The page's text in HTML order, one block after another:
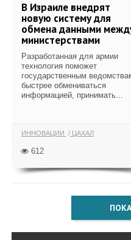
В Израиле внедрят
новую систему для
обмена данными
министерствами
Разработанная для армии
технология поможет
государственным
быстрее обмениваться
информацией, принимать...
ИННОВАЦИИ ЦАХАЛ
612